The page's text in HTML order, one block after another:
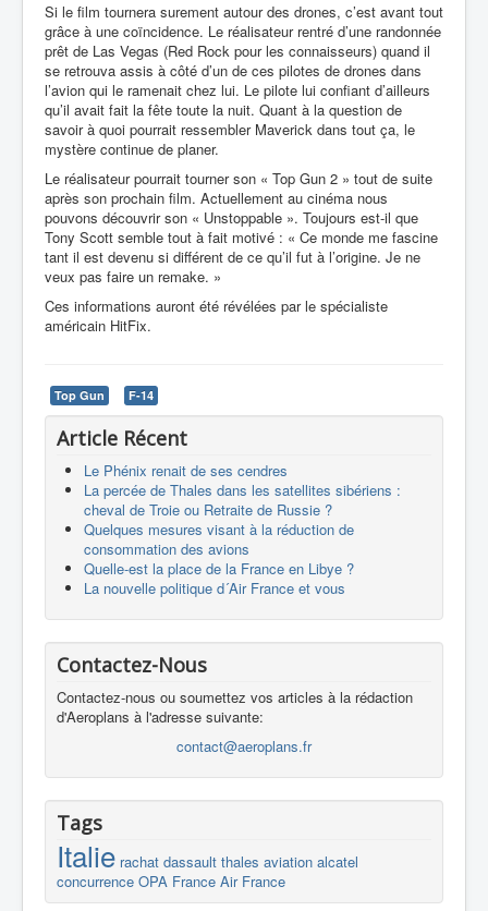
Si le film tournera surement autour des drones, c’est avant tout
grâce à une coïncidence. Le réalisateur rentré d’une randonnée
prêt de Las Vegas (Red Rock pour les connaisseurs) quand il
se retrouva assis à côté d’un de ces pilotes de drones dans
l’avion qui le ramenait chez lui. Le pilote lui confiant d’ailleurs
qu’il avait fait la fête toute la nuit. Quant à la question de
savoir à quoi pourrait ressembler Maverick dans tout ça, le
mystère continue de planer.
Le réalisateur pourrait tourner son « Top Gun 2 » tout de suite
après son prochain film. Actuellement au cinéma nous
pouvons découvrir son « Unstoppable ». Toujours est-il que
Tony Scott semble tout à fait motivé : « Ce monde me fascine
tant il est devenu si différent de ce qu’il fut à l’origine. Je ne
veux pas faire un remake. »
Ces informations auront été révélées par le spécialiste
américain HitFix.
Top Gun F-14
Article Récent
Le Phénix renait de ses cendres
La percée de Thales dans les satellites sibériens :
cheval de Troie ou Retraite de Russie ?
Quelques mesures visant à la réduction de
consommation des avions
Quelle-est la place de la France en Libye ?
La nouvelle politique d´Air France et vous
Contactez-Nous
Contactez-nous ou soumettez vos articles à la rédaction
d'Aeroplans à l'adresse suivante:
contact@aeroplans.fr
Tags
Italie rachat dassault thales aviation alcatel
concurrence OPA France Air France